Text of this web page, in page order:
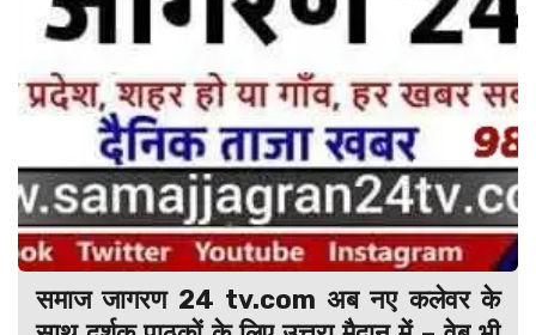
समाज जागरण 24 tv.com अब नए कलेवर के